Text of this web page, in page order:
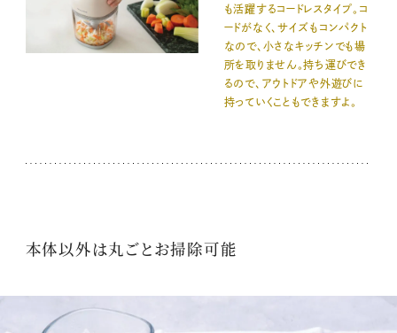
も活躍するコードレスタイプ。コ
ードがなく、サイズもコンパクト
なので、小さなキッチンでも場
所を取りません。持ち運びでき
るので、アウトドアや外遊びに
持っていくこともできますよ。
本体以外は丸ごとお掃除可能